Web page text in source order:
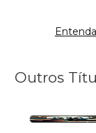
Outros